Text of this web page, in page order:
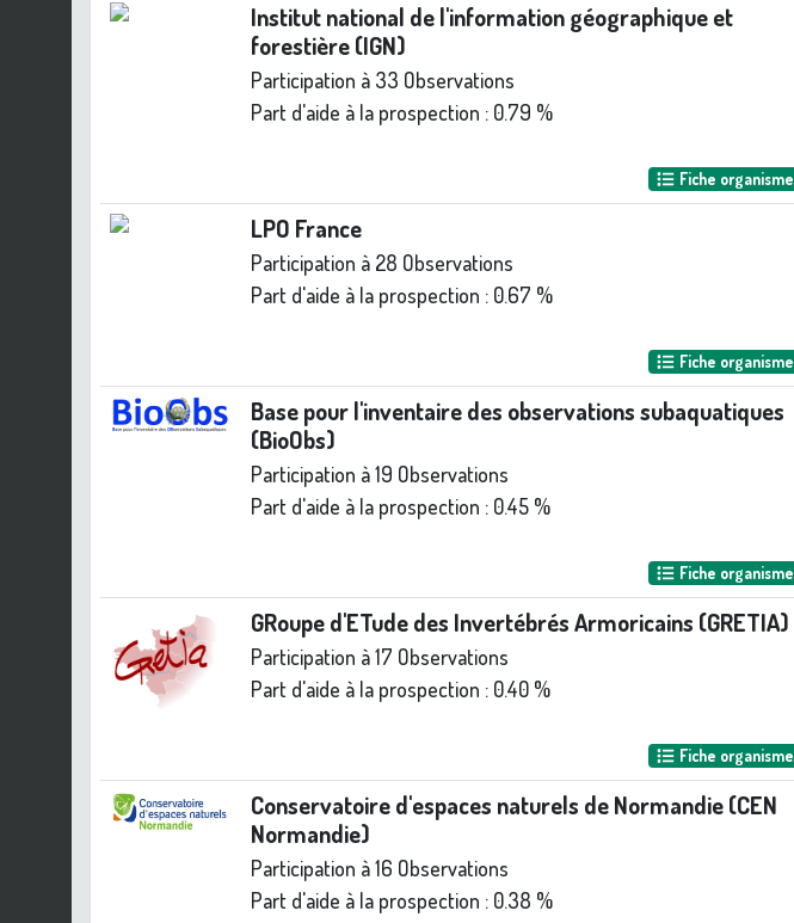
Institut national de l'information géographique et
forestière (IGN)
Participation à 33 Observations
Part d'aide à la prospection : 0.79 %
Fiche organisme
LPO France
Participation à 28 Observations
Part d'aide à la prospection : 0.67 %
Fiche organisme
Base pour l'inventaire des observations subaquatiques
(BioObs)
Participation à 19 Observations
Part d'aide à la prospection : 0.45 %
Fiche organisme
GRoupe d'ETude des Invertébrés Armoricains (GRETIA)
Participation à 17 Observations
Part d'aide à la prospection : 0.40 %
Fiche organisme
Conservatoire d'espaces naturels de Normandie (CEN
Normandie)
Participation à 16 Observations
Part d'aide à la prospection : 0.38 %